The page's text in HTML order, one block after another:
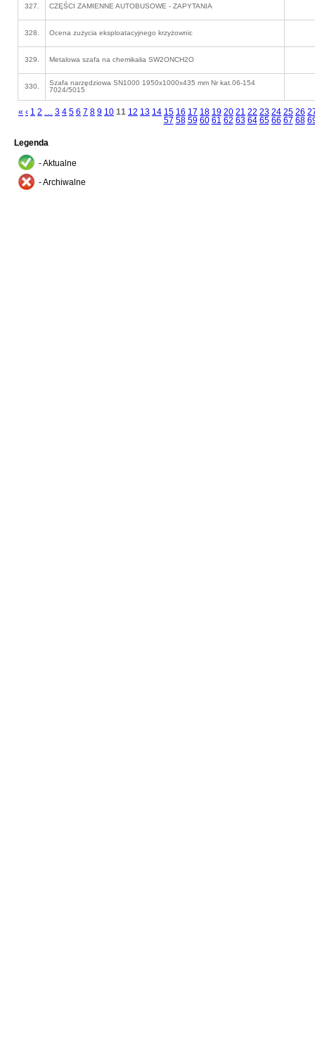
327. CZĘŚCI ZAMIENNE AUTOBUSOWE - ZAPYTANIA
328. Ocena zużycia eksploatacyjnego krzyżownic
329. Metalowa szafa na chemikalia SW2ONCH2O
330.
Szafa narzędziowa SN1000 1950x1000x435 mm Nr kat.06-154
7024/5015
« ‹ 1 2 … 3 4 5 6 7 8 9 10 11 12 13 14 15 16 17 18 19 20 21 22 23 24 25 26
57 58 59 60 61 62 63 64 65 66 67 68
Legenda
- Aktualne
- Archiwalne